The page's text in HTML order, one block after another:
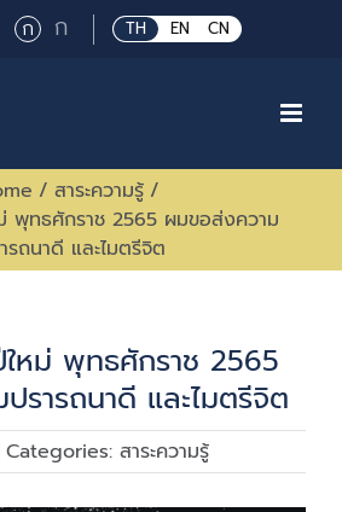
TH EN CN
กRegular
font
ก Large
font
/ สาระความรู้ /
พุทธศักราช 2565 ผมขอส่งความ
รถนาดี และไมตรีจิต
ใหม่ พุทธศักราช 2565
รารถนาดี และไมตรีจิต
Categories: สาระความรู้